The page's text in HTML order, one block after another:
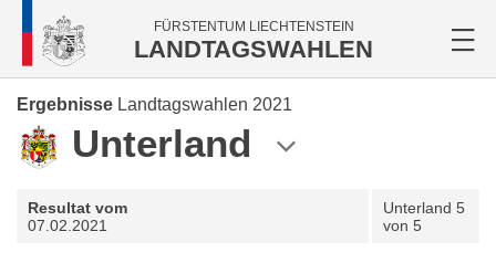
FÜRSTENTUM LIECHTENSTEIN
LANDTAGSWAHLEN
Ergebnisse Landtagswahlen 2021
Unterland
Resultat vom
07.02.2021
Unterland 5
von 5